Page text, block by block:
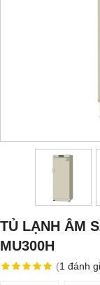
TỦ LẠNH ÂM
MU300H
(1 đánh